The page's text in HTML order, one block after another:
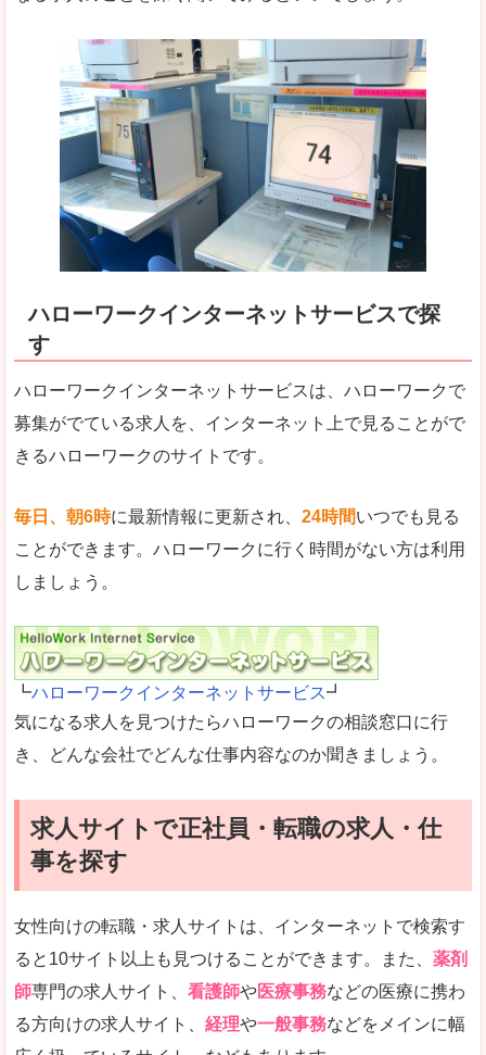
ハローワークインターネットサービスで探
す
ハローワークインターネットサービスは、ハローワークで
募集がでている求人を、インターネット上で見ることがで
きるハローワークのサイトです。
毎日、朝6時に最新情報に更新され、 24時間いつでも見る
ことができます。ハローワークに行く時間がない方は利用
しましょう。
┗ハローワークインターネットサービス┛
気になる求人を見つけたらハローワークの相談窓口に行
き、どんな会社でどんな仕事内容なのか聞きましょう。
求人サイトで正社員・転職の求人・仕
事を探す
女性向けの転職・求人サイトは、インターネットで検索す
ると10サイト以上も見つけることができます。また、 薬剤
師専門の求人サイト、 看護師や医療事務などの医療に携わ
る方向けの求人サイト、 経理や一般事務などをメインに幅